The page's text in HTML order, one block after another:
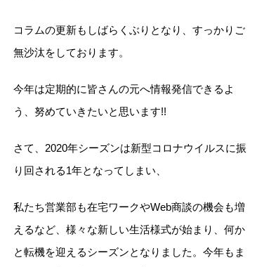
コラムの更新もしばらくぶりとなり、すっかりご
無沙汰をしております。
今年は定期的に皆さんの元へ情報発信できるよ
う、努めていきたいと思います!!
さて、2020年シーズンは新型コロナウイルスに振
り回される1年となってしまい、
私たち営業部も在宅ワークやWeb商談の機会も増
えるなど、様々な新しい生活様式が始まり、何か
と転機を迎えるシーズンとなりました。今年もま